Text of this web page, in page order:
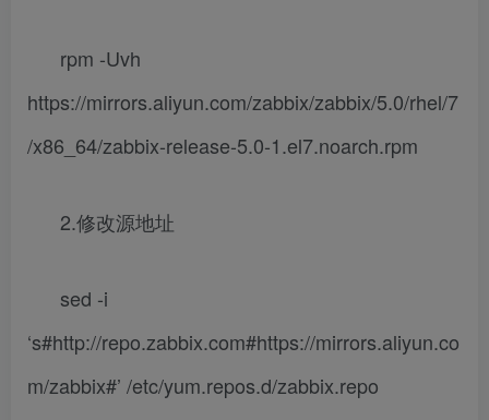
rpm -Uvh
https://mirrors.aliyun.com/zabbix/zabbix/5.0/rhel/7
/x86_64/zabbix-release-5.0-1.el7.noarch.rpm
2.修改源地址
sed -i
‘s#http://repo.zabbix.com#https://mirrors.aliyun.co
m/zabbix#’ /etc/yum.repos.d/zabbix.repo